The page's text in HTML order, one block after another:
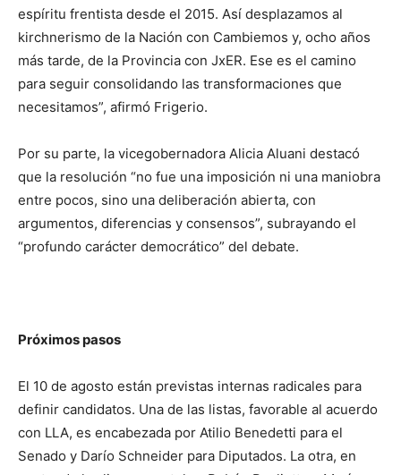
espíritu frentista desde el 2015. Así desplazamos al
kirchnerismo de la Nación con Cambiemos y, ocho años
más tarde, de la Provincia con JxER. Ese es el camino
para seguir consolidando las transformaciones que
necesitamos”, afirmó Frigerio.
Por su parte, la vicegobernadora Alicia Aluani destacó
que la resolución “no fue una imposición ni una maniobra
entre pocos, sino una deliberación abierta, con
argumentos, diferencias y consensos”, subrayando el
“profundo carácter democrático” del debate.
Próximos pasos
El 10 de agosto están previstas internas radicales para
definir candidatos. Una de las listas, favorable al acuerdo
con LLA, es encabezada por Atilio Benedetti para el
Senado y Darío Schneider para Diputados. La otra, en